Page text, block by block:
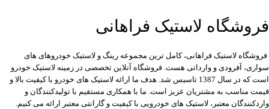
فروشگاه لاستیک فراهانی
فروشگاه لاستیک فراهانی، کامل ترین مجموعه رینگ و لاستیک خودروهای های
سواری، آفرودی و وارداتی هست. فروشگاه آنلاین تخصصی در زمینه لاستیک خودرو
است که در سال 1387 تاسیس شد. هدف ما ارائه لاستیک های خودرو با کیفیت بالا و
قیمت مناسب به مشتریان عزیز است. ما با همکاری مستقیم با تولیدکنندگان و
واردکنندگان معتبر، لاستیک های خودرویی با کیفیت و گارانتی معتبر ارائه می کنیم.